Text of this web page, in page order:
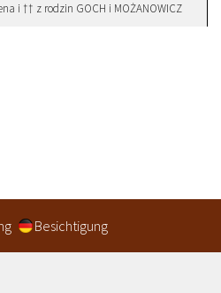
i †† z rodzin GOCH i MOŻANOWICZ
Besichtigung